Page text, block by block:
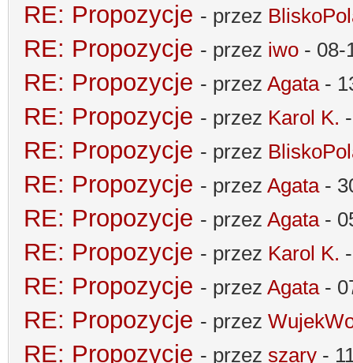
RE: Propozycje - przez
RE: Propozycje - przez iwo - 08-
RE: Propozycje - przez Agata-
RE: Propozycje - przez Karol K.
RE: Propozycje - przez
RE: Propozycje - przez Agata-
RE: Propozycje - przez Agata-
RE: Propozycje - przez Karol K.
RE: Propozycje - przez Agata-
RE: Propozycje - przez
RE: Propozycje - przez szary -